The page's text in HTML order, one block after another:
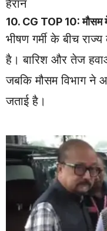
हैरान
10. CG TOP 10: मौसम
भीषण गर्मी के बीच
है। बारिश और तेज
जबकि मौसम विभाग ने
जताई है।